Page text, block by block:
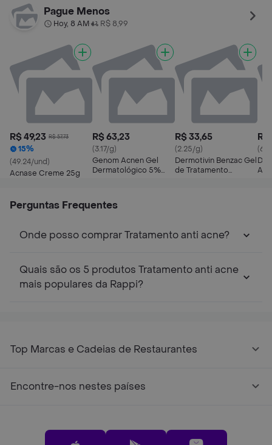
Pague Menos
Hoy, 8 AM• R$ 8,99
R$ 49,23 R$ 57,73
15%
(49.24/und)
Acnase Creme 25g
R$ 63,23
(3.17/g)
Genom Acnen Gel
Dermatológico 5%
R$ 33,65
(2.25/g)
Dermotivin Benzac Gel
de Tratamento
R$
Perguntas Frequentes
Onde posso comprar Tratamento anti acne?
Quais são os 5 produtos Tratamento anti acne
mais populares da Rappi?
Top Marcas e Cadeias de Restaurantes
Encontre-nos nestes países